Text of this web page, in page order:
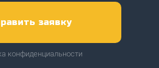
заявку
конфиденциальности